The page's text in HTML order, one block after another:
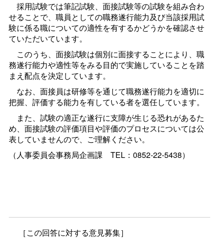
採用試験では筆記試験、面接試験等の試験を組み合わ
せることで、職員としての職務遂行能力及び当該採用試
験に係る職についての適性を有するかどうかを確認させ
ていただいています。
このうち、面接試験は個別に面接することにより、職
務遂行能力や適性等をみる目的で実施していることを踏
まえ配点を決定しています。
なお、面接員は研修等を通じて職務遂行能力を適切に
把握、評価する能力を有している者を選任しています。
また、試験の適正な遂行に支障が生じる恐れがあるた
め、面接試験の評価項目や評価のプロセスについては公
表していませんので、ご理解ください。
（人事委員会事務局企画課 TEL：0852-22-5438）
［この回答に対する意見募集］